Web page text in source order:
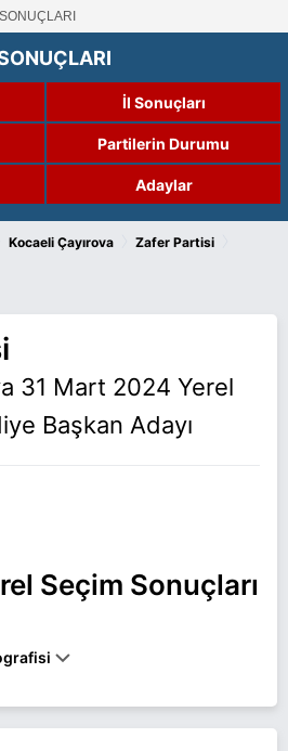
İl Sonuçları
Partilerin Durumu
Adaylar
Kocaeli Çayırova Zafer Partisi
31 Mart 2024 Yerel
Başkan Adayı
Seçim Sonuçları